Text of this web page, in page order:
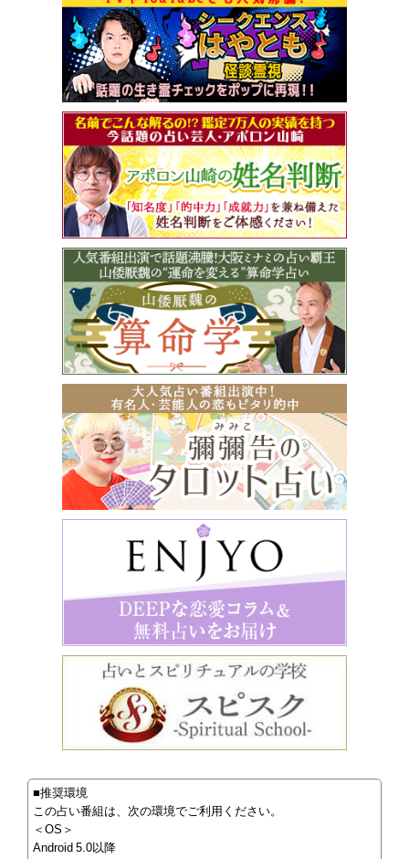
■推奨環境
この占い番組は、次の環境でご利用ください。
＜OS＞
Android 5.0以降